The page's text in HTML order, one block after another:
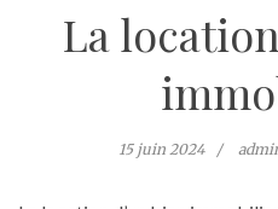
La
15 juin 2024